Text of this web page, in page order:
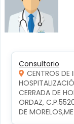
Consultorio
CENTROS DE
CERRADA DE
ORDAZ,
DE